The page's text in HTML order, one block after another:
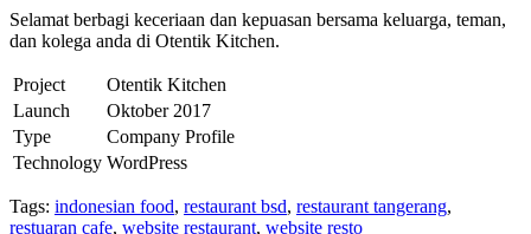
Selamat berbagi keceriaan dan kepuasan bersama keluarga, teman,
dan kolega anda di Otentik Kitchen.
Project
Otentik Kitchen
Launch
Oktober 2017
Type
Company Profile
Technology WordPress
Tags: indonesian food, restaurant bsd, restaurant tangerang,
restuaran cafe, website restaurant, website resto